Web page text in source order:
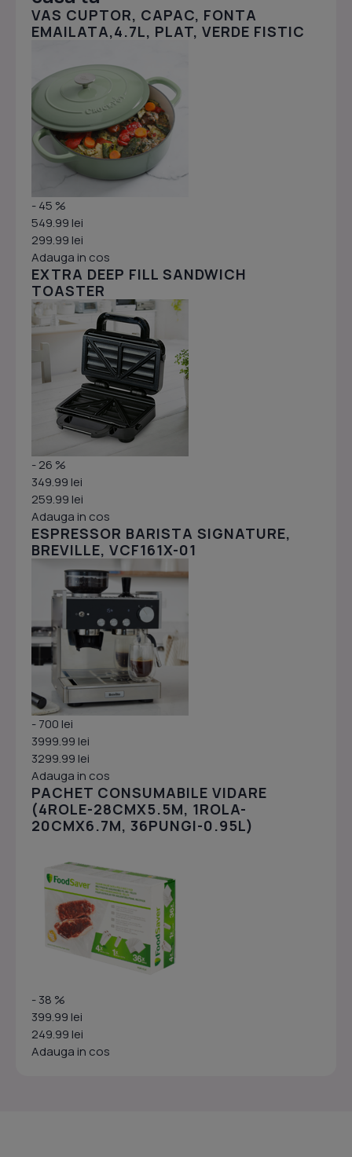
VAS CUPTOR, CAPAC, FONTA
EMAILATA,4.7L, PLAT, VERDE FISTIC
- 45 %
549.99 lei
299.99 lei
Adauga in cos
EXTRA DEEP FILL SANDWICH
TOASTER
- 26 %
349.99 lei
259.99 lei
Adauga in cos
ESPRESSOR BARISTA SIGNATURE,
BREVILLE, VCF161X-01
- 700 lei
3999.99 lei
3299.99 lei
Adauga in cos
PACHET CONSUMABILE VIDARE
(4ROLE-28CMX5.5M, 1ROLA-
20CMX6.7M, 36PUNGI-0.95L)
- 38 %
399.99 lei
249.99 lei
Adauga in cos